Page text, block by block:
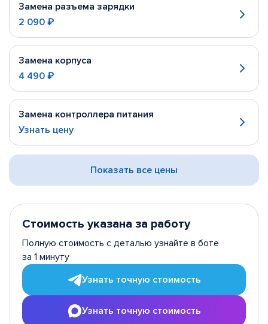
Замена разъема зарядки
2 090 ₽
Замена корпуса
4 490 ₽
Замена контроллера питания
Узнать цену
Показать все цены
Стоимость указана за работу
Полную стоимость с деталью узнайте в боте
за 1 минуту
Узнать точную стоимость
Узнать точную стоимость